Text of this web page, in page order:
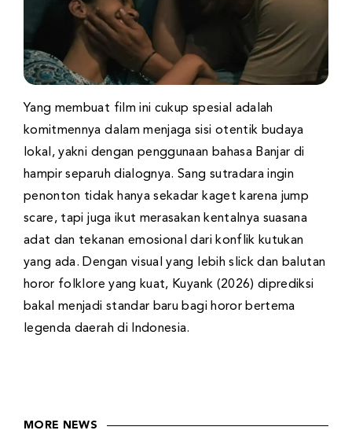
Yang membuat film ini cukup spesial adalah
komitmennya dalam menjaga sisi otentik budaya
lokal, yakni dengan penggunaan bahasa Banjar di
hampir separuh dialognya. Sang sutradara ingin
penonton tidak hanya sekadar kaget karena jump
scare, tapi juga ikut merasakan kentalnya suasana
adat dan tekanan emosional dari konflik kutukan
yang ada. Dengan visual yang lebih slick dan balutan
horor folklore yang kuat, Kuyank (2026) diprediksi
bakal menjadi standar baru bagi horor bertema
legenda daerah di Indonesia.
MORE NEWS